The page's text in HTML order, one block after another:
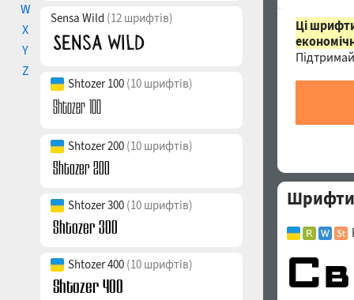
W
X
Y
Z
Sensa Wild (12 шрифтів)
Shtozer 100 (10 шрифтів)
Shtozer 200 (10 шрифтів)
Shtozer 300 (10 шрифтів)
Shtozer 400 (10 шрифтів)
Ці
Шрифти